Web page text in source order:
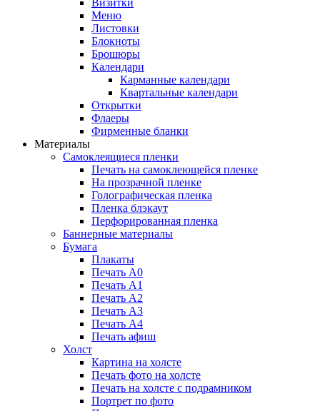
Визитки
Меню
Листовки
Блокноты
Брошюры
Календари
Карманные календари
Квартальные календари
Открытки
Флаеры
Фирменные бланки
Материалы
Самоклеящиеся пленки
Печать на самоклеющейся пленке
На прозрачной пленке
Голографическая пленка
Пленка блэкаут
Перфорированная пленка
Баннерные материалы
Бумага
Плакаты
Печать А0
Печать А1
Печать А2
Печать А3
Печать А4
Печать афиш
Холст
Картина на холсте
Печать фото на холсте
Печать на холсте с подрамником
Портрет по фото